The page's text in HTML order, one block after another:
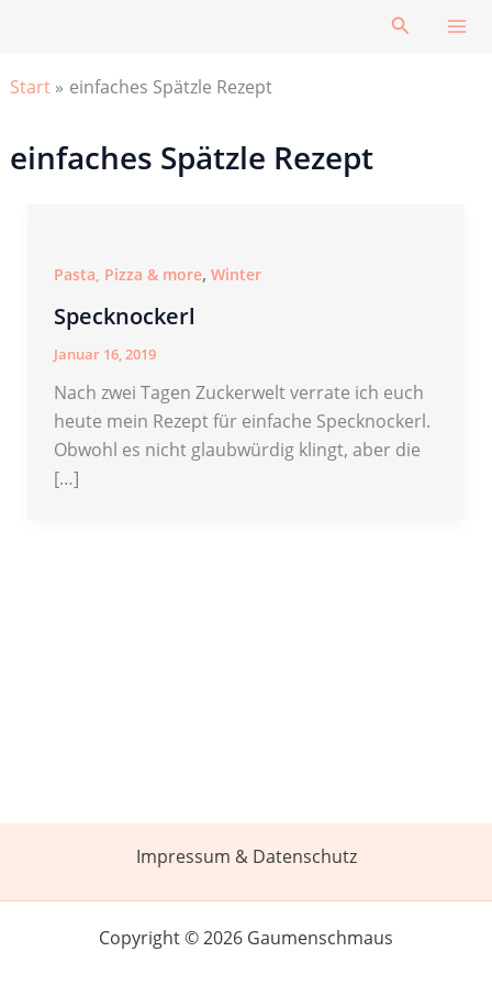
Suchen
Start einfaches Spätzle Rezept
einfaches Spätzle Rezept
Pasta, Pizza & more, Winter
Specknockerl
Januar 16, 2019
Nach zwei Tagen Zuckerwelt verrate ich euch
heute mein Rezept für einfache Specknockerl.
Obwohl es nicht glaubwürdig klingt, aber die
[…]
Impressum & Datenschutz
Copyright © 2026 Gaumenschmaus